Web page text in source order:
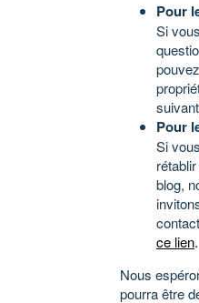
Pour
Si
suivant
Pour
Si
blog,
ce lien.
Nous
pourra être